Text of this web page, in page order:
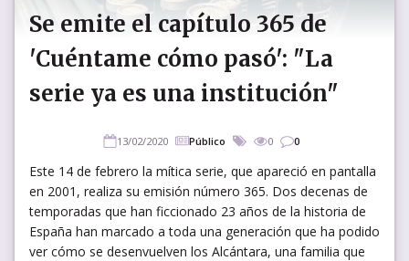
Se emite el capítulo 365 de
'Cuéntame cómo pasó': "La
serie ya es una institución"
13/02/2020 Público 0 0
Este 14 de febrero la mítica serie, que apareció en pantalla
en 2001, realiza su emisión número 365. Dos decenas de
temporadas que han ficcionado 23 años de la historia de
España han marcado a toda una generación que ha podido
ver cómo se desenvuelven los Alcántara, una familia que